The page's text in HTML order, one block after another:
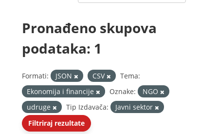
Pronađeno skupova
podataka: 1
Formati: JSON CSV
Tema:
Ekonomija i financije
Oznake:
NGO
udruge
Tip Izdavača:
Javni sektor
Filtriraj rezultate